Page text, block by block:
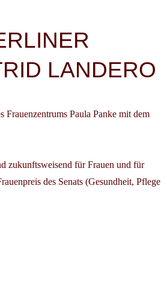
LANDERO
Paula Panke mit dem
zukunftsweisend für Frauen und für
des Senats (Gesundheit, Pflege